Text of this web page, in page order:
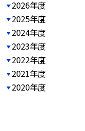
2026年度
2025年度
2024年度
2023年度
2022年度
2021年度
2020年度